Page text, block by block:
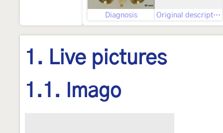
Diagnosis Original description
1. Live pictures
1.1. Imago